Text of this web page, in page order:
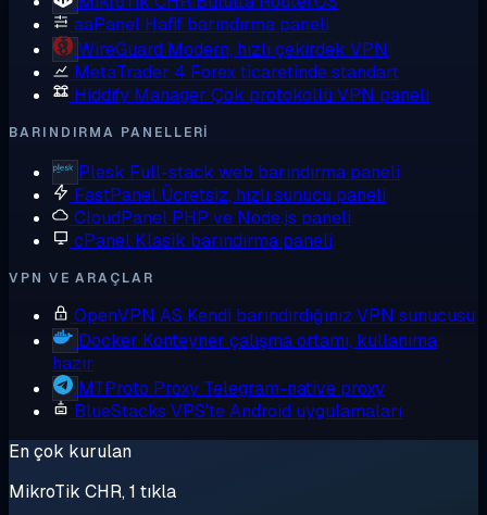
aaPanel Hafif barındırma paneli
WireGuard Modern, hızlı çekirdek VPN
MetaTrader 4 Forex ticaretinde standart
Hiddify Manager Çok protokollü VPN paneli
BARINDIRMA PANELLERI
Plesk Full-stack web barındırma paneli
FastPanel Ücretsiz, hızlı sunucu paneli
CloudPanel PHP ve Node.js paneli
cPanel Klasik barındırma paneli
VPN VE ARAÇLAR
OpenVPN AS Kendi barındırdığınız VPN sunucusu
Docker Konteyner çalışma ortamı, kullanıma
hazır
MTProto Proxy Telegram-native proxy
BlueStacks VPS'te Android uygulamaları
En çok kurulan
MikroTik CHR, 1 tıkla